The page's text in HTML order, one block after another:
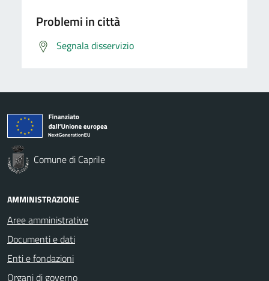
Problemi in città
Segnala disservizio
Comune di Caprile
AMMINISTRAZIONE
Aree amministrative
Documenti e dati
Enti e fondazioni
Organi di governo